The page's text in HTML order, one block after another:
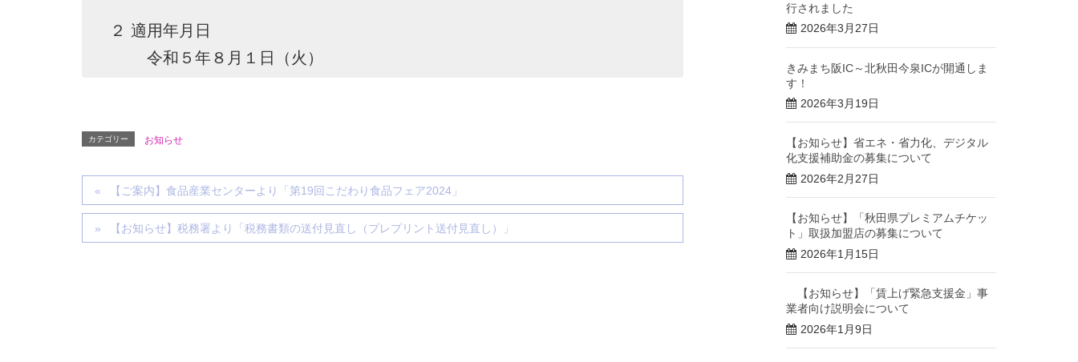
２ 適用年月日
令和５年８月１日（火）
カテゴリー お知らせ
【ご案内】食品産業センターより「第19回こだわり食品フェア2024」
【お知らせ】税務署より「税務書類の送付見直し（プレプリント送付見直し）」
行されました
2026年3月27日
きみまち阪IC～北秋田今泉ICが開通しま
す！
2026年3月19日
【お知らせ】省エネ・省力化、デジタル
化支援補助金の募集について
2026年2月27日
【お知らせ】「秋田県プレミアムチケッ
ト」取扱加盟店の募集について
2026年1月15日
【お知らせ】「賃上げ緊急支援金」事
業者向け説明会について
2026年1月9日